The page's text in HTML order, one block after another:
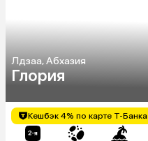
Лдзаа, Абхазия
Глория
Кешбэк 4% по карте Т-Банка